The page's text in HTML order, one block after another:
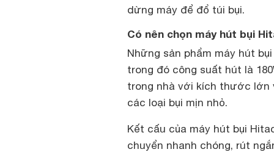
dừng máy để đổ túi bụi.
Có nên chọn máy hút bụi
Những sản phẩm máy hút
trong đó công suất hút là
trong nhà với kích thước lớn
các loại bụi mịn nhỏ.
Kết cấu của máy hút bụi
chuyển nhanh chóng, rút